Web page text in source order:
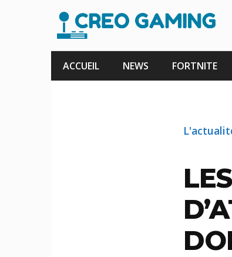
contenu
ACCUEIL NEWS FORTNITE